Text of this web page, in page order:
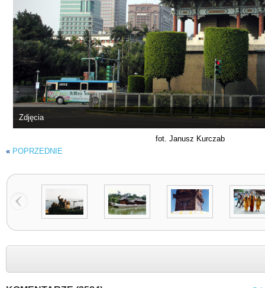
Zdjęcia
fot. Janusz Kurczab
« POPRZEDNIE